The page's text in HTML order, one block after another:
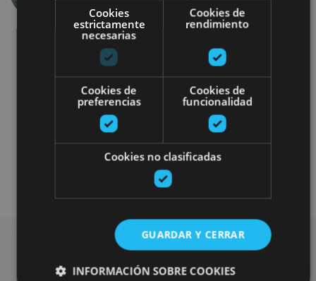
Plan disponible solo para turistas alojados
Cookies
estrictamente
necesarias
Cookies de
rendimiento
Cookies de
preferencias
Cookies de
funcionalidad
Cookies no clasificadas
GUARDAR Y CERRAR
INFORMACIÓN SOBRE COOKIES